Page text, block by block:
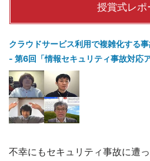
授賞式レポ
クラウドサービス利用で複雑化する
- 第6回「情報セキュリティ事故対応
不幸にもセキュリティ事故に遭